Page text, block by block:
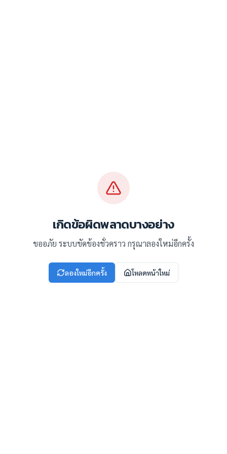
เกิดข้อผิดพลาดบางอย่าง
ขออภัย ระบบขัดข้องชั่วคราว กรุณาลองใหม่อีกครั้ง
ลองใหม่อีกครั้ง โหลดหน้าใหม่